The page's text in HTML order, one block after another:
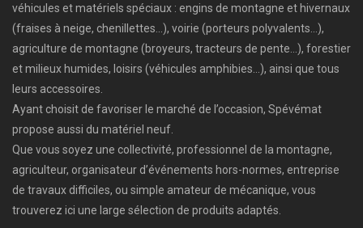
véhicules et matériels spéciaux : engins de montagne et hivernaux
(fraises à neige, chenillettes…), voirie (porteurs polyvalents…),
agriculture de montagne (broyeurs, tracteurs de pente…), forestier
et milieux humides, loisirs (véhicules amphibies…), ainsi que tous
leurs accessoires.
Ayant choisit de favoriser le marché de l’occasion, Spévémat
propose aussi du matériel neuf.
Que vous soyez une collectivité, professionnel de la montagne,
agriculteur, organisateur d’événements hors-normes, entreprise
de travaux difficiles, ou simple amateur de mécanique, vous
trouverez ici une large sélection de produits adaptés.